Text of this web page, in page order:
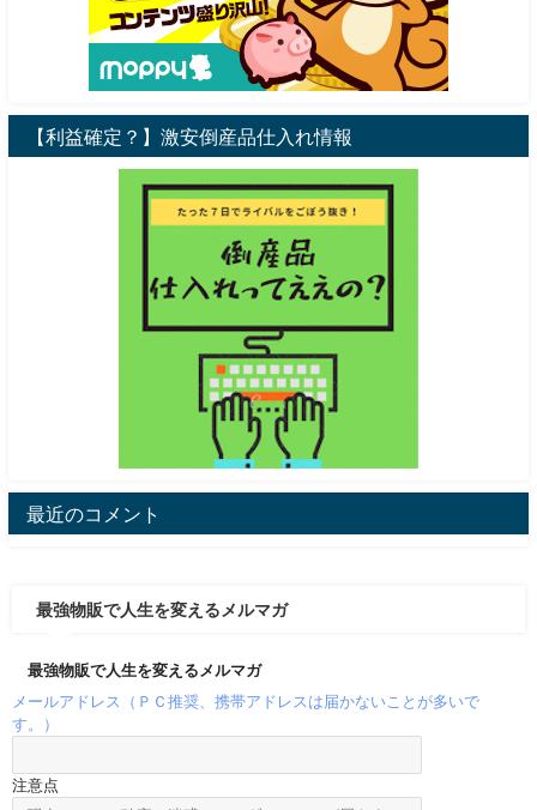
【利益確定？】激安倒産品仕入れ情報
最近のコメント
最強物販で人生を変えるメルマガ
最強物販で人生を変えるメルマガ
メールアドレス（ＰＣ推奨、携帯アドレスは届かないことが多いで
す。）
注意点